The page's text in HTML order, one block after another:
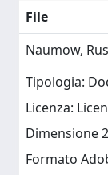
File
Naumow,
Tipologia:
Licenza:
Dimensione
Formato